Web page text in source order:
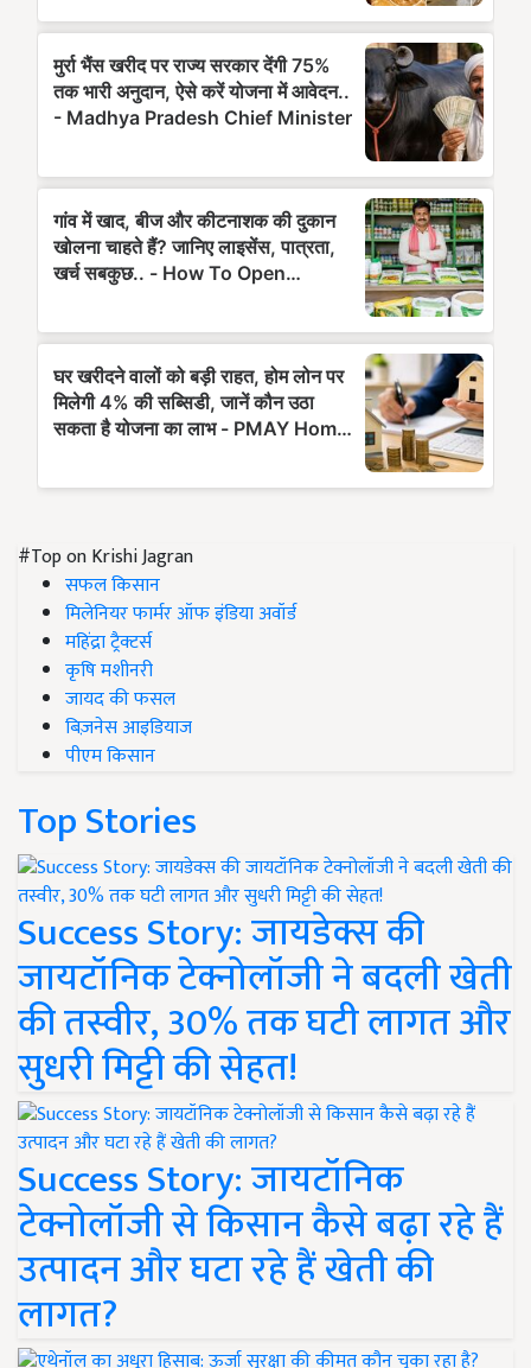
#Top on Krishi Jagran
सफल किसान
मिलेनियर फार्मर ऑफ इंडिया अवॉर्ड
महिंद्रा ट्रैक्टर्स
कृषि मशीनरी
जायद की फसल
बिज़नेस आइडियाज
पीएम किसान
Top Stories
Success Story: जायडेक्स की
जायटॉनिक टेक्नोलॉजी ने बदली खेती
की तस्वीर, 30% तक घटी लागत और
सुधरी मिट्टी की सेहत!
Success Story: जायटॉनिक
टेक्नोलॉजी से किसान कैसे बढ़ा रहे हैं
उत्पादन और घटा रहे हैं खेती की
लागत?